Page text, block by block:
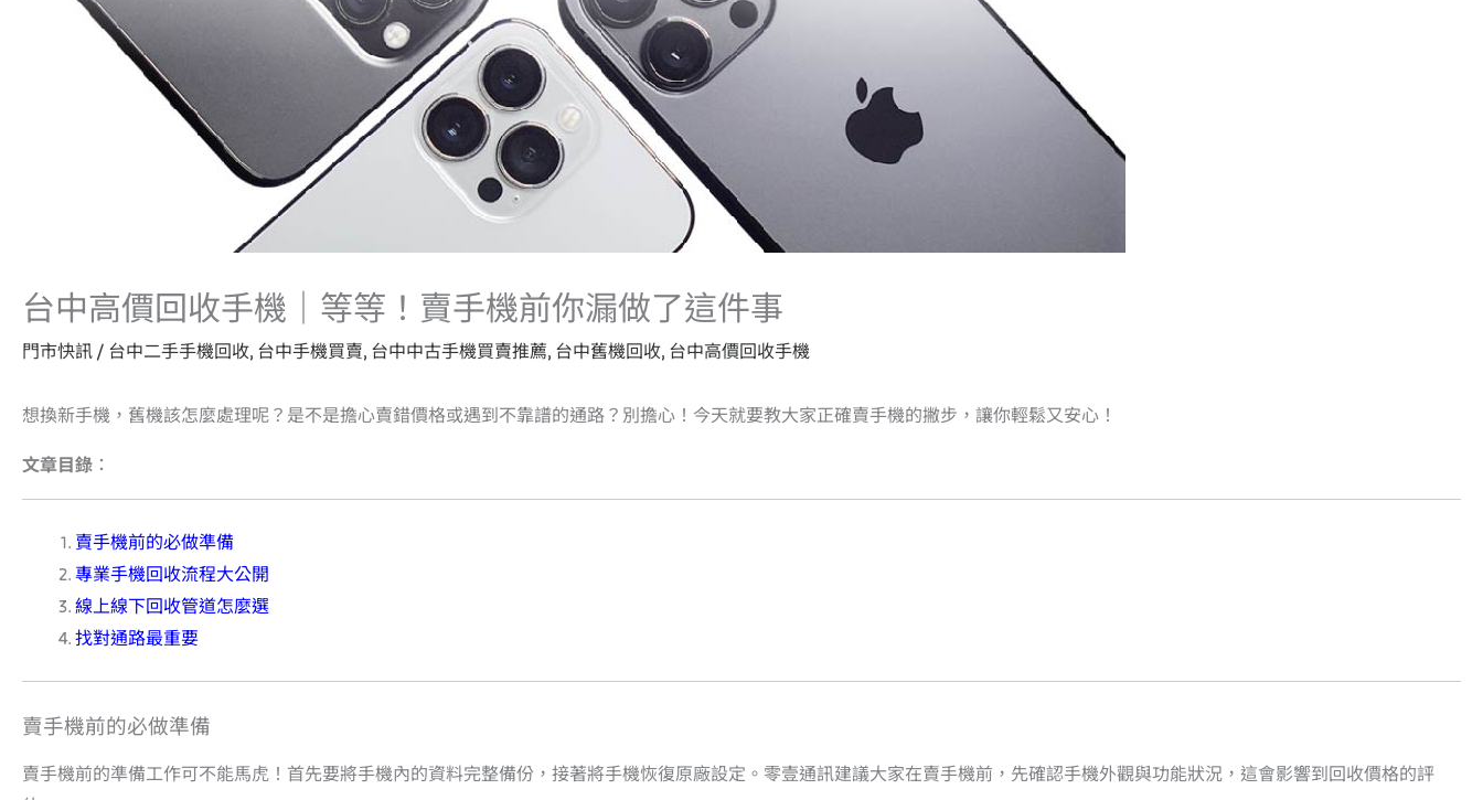
台中高價回收手機｜等等！賣手機前你漏做了這件事
門市快訊 / 台中二手手機回收, 台中手機買賣, 台中中古手機買賣推薦, 台中舊機回收, 台中高價回收手機
想換新手機，舊機該怎麼處理呢？是不是擔心賣錯價格或遇到不靠譜的通路？別擔心！今天就要教大家正確賣手機的撇步，讓你輕鬆又安心！
文章目錄 ：
賣手機前的必做準備
專業手機回收流程大公開
線上線下回收管道怎麼選
找對通路最重要
賣手機前的必做準備
賣手機前的準備工作可不能馬虎！首先要將手機內的資料完整備份，接著將手機恢復原廠設定。零壹通訊建議大家在賣手機前，先確認手機外觀與功能狀況，這會影響到回收價格的評